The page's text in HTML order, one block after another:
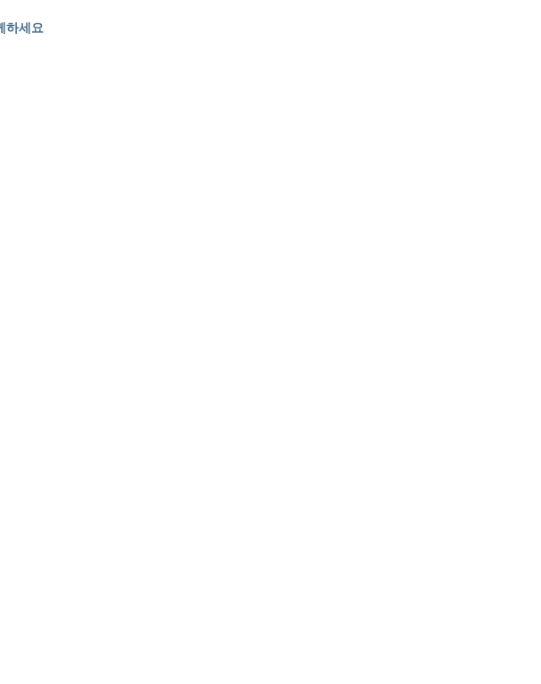
하세요